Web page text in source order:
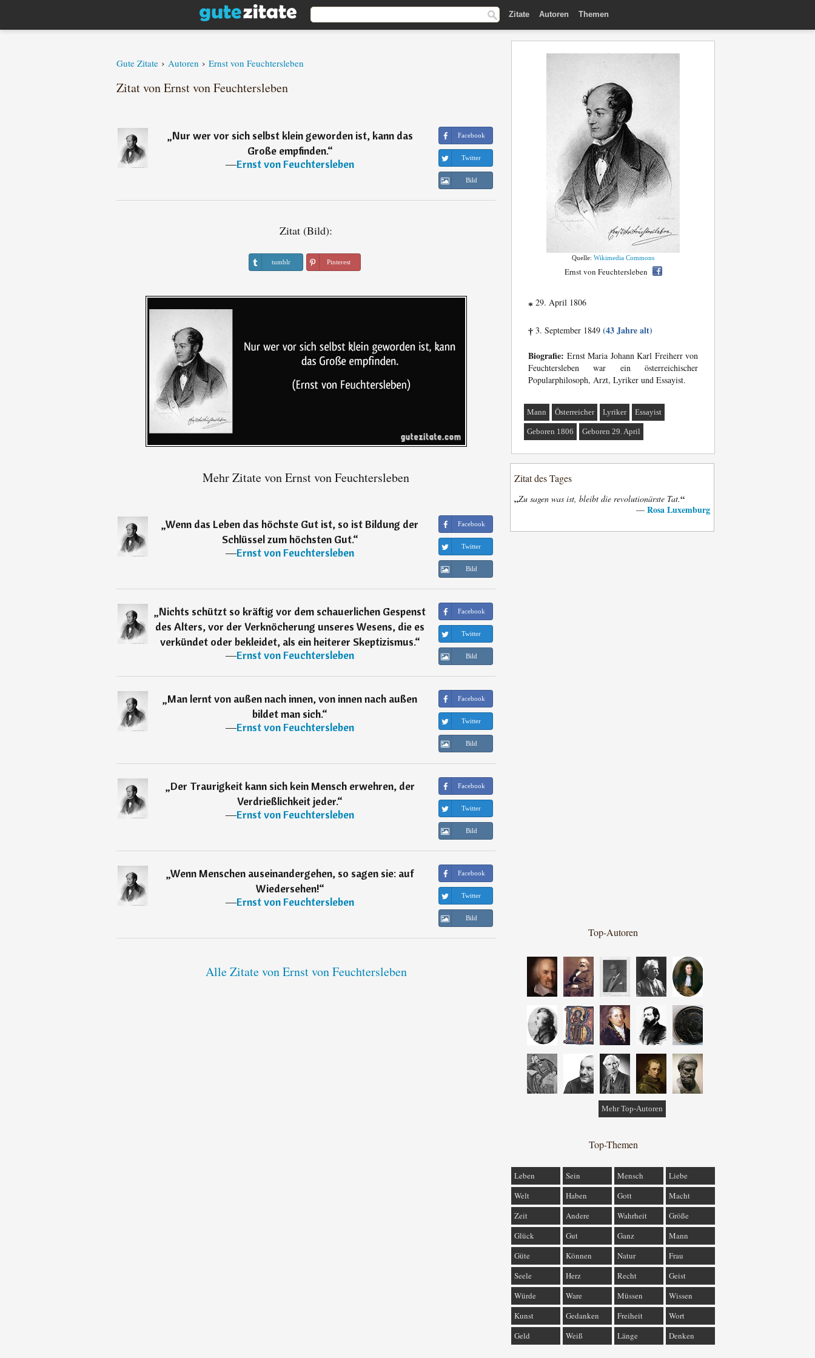
Zitate Autoren Themen
Gute Zitate › Autoren › Ernst von Feuchtersleben
Zitat von Ernst von Feuchtersleben
„Nur wer vor sich selbst klein geworden ist, kann das
Große empfinden.“
―Ernst von Feuchtersleben
Facebook
Twitter
Bild
Zitat (Bild):
tumblr Pinterest
Mehr Zitate von Ernst von Feuchtersleben
„Wenn das Leben das höchste Gut ist, so ist Bildung der
Schlüssel zum höchsten Gut.“
―Ernst von Feuchtersleben
Facebook
Twitter
Bild
„Nichts schützt so kräftig vor dem schauerlichen Gespenst
des Alters, vor der Verknöcherung unseres Wesens, die es
verkündet oder bekleidet, als ein heiterer Skeptizismus.“
―Ernst von Feuchtersleben
Facebook
Twitter
Bild
„Man lernt von außen nach innen, von innen nach außen
bildet man sich.“
―Ernst von Feuchtersleben
Facebook
Twitter
Bild
„Der Traurigkeit kann sich kein Mensch erwehren, der
Verdrießlichkeit jeder.“
―Ernst von Feuchtersleben
Facebook
Twitter
Bild
„Wenn Menschen auseinandergehen, so sagen sie: auf
Wiedersehen!“
―Ernst von Feuchtersleben
Facebook
Twitter
Bild
Alle Zitate von Ernst von Feuchtersleben
Quelle: Wikimedia Commons
Ernst von Feuchtersleben
* 29. April 1806
† 3. September 1849 (43 Jahre alt)
Biografie: Ernst Maria Johann Karl Freiherr von
Feuchtersleben war ein österreichischer
Popularphilosoph, Arzt, Lyriker und Essayist.
Mann Österreicher Lyriker Essayist
Geboren 1806 Geboren 29. April
Zitat des Tages
„Zu sagen was ist, bleibt die revolutionärste Tat.“
— Rosa Luxemburg
Top-Autoren
Mehr Top-Autoren
Top-Themen
Leben Sein Mensch
Liebe
Welt
Haben Gott
Macht
Zeit
Andere Wahrheit
Größe
Glück
Gut Ganz
Mann
Güte
Können Natur
Frau
Seele
Herz Recht
Geist
Würde
Ware Müssen
Wissen
Kunst
Gedanken Freiheit
Wort
Geld
Weiß Länge Denken